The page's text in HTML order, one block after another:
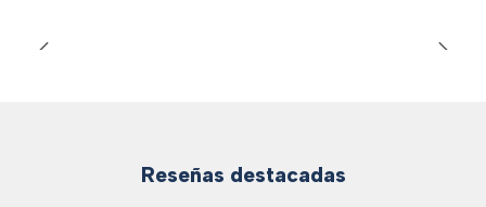
Reseñas destacadas